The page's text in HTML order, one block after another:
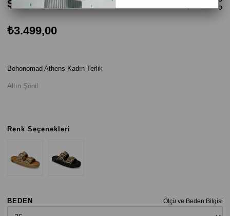
Şönil
₺3.499,00
Bohonomad Athens Kadın Terlik
Altın Şönil
Renk Seçenekleri
Ölçü ve Beden Bilgisi
BEDEN